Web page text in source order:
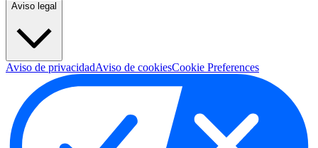
Aviso legal
Aviso de privacidadAviso de cookiesCookie Preferences